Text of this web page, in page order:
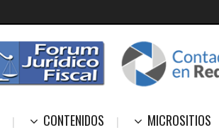
CONTENIDOS MICROSITIOS